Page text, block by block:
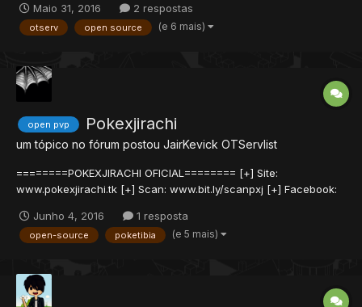
diversão, missões e quests para você sedivertirno seu dia a dia.
O Riderswar é resultado de em média 6 meses de tr...
Maio 31, 2016 2 respostas
otserv open source (e 6 mais)
open pvp Pokexjirachi
um tópico no fórum postou JairKevick OTServlist
========POKEXJIRACHI OFICIAL======== [+] Site:
www.pokexjirachi.tk [+] Scan: www.bit.ly/scanpxj [+] Facebook:
www.facebook.com/groups/5021...
Junho 4, 2016 1 resposta
open-source poketibia (e 5 mais)